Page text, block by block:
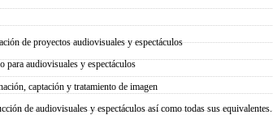
de proyectos audiovisuales y espectáculos
para audiovisuales y espectáculos
captación y tratamiento de imagen
de audiovisuales y espectáculos así como todas sus equivalentes.